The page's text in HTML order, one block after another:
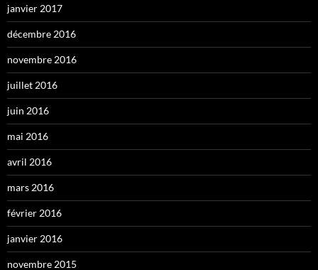
janvier 2017
décembre 2016
novembre 2016
juillet 2016
juin 2016
mai 2016
avril 2016
mars 2016
février 2016
janvier 2016
novembre 2015